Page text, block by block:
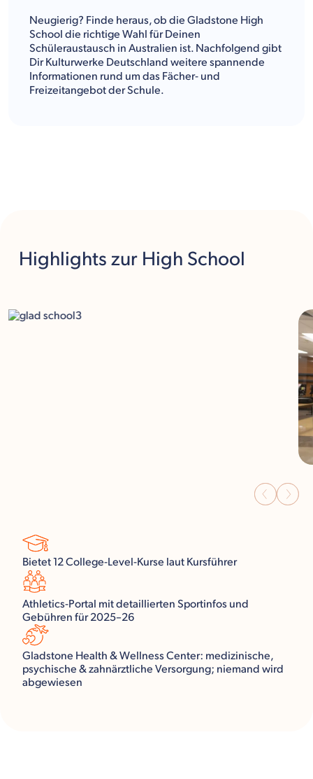
Neugierig? Finde heraus, ob die Gladstone High
School die richtige Wahl für Deinen
Schüleraustausch in Australien ist. Nachfolgend gibt
Dir Kulturwerke Deutschland weitere spannende
Informationen rund um das Fächer- und
Freizeitangebot der Schule.
Highlights zur High School
Bietet 12 College-Level-Kurse laut Kursführer
Athletics-Portal mit detaillierten Sportinfos und
Gebühren für 2025–26
Gladstone Health & Wellness Center: medizinische,
psychische & zahnärztliche Versorgung; niemand wird
abgewiesen